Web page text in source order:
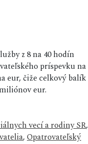
z 8 na 40 hodín
príspevku na
eur, čiže celkový balík
eur.
vecí a rodiny SR,
,Opatrovateľský